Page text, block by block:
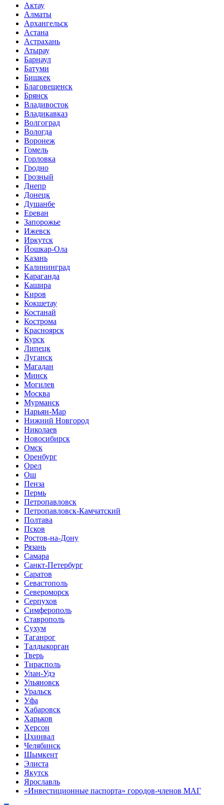
Актау
Алматы
Архангельск
Астана
Астрахань
Атырау
Барнаул
Батуми
Бишкек
Благовещенск
Брянск
Владивосток
Владикавказ
Волгоград
Вологда
Воронеж
Гомель
Горловка
Гродно
Грозный
Днепр
Донецк
Душанбе
Ереван
Запорожье
Ижевск
Иркутск
Йошкар-Ола
Казань
Калининград
Караганда
Кашира
Киров
Кокшетау
Костанай
Кострома
Красноярск
Курск
Липецк
Луганск
Магадан
Минск
Могилев
Москва
Мурманск
Нарьян-Мар
Нижний Новгород
Николаев
Новосибирск
Омск
Оренбург
Орел
Ош
Пенза
Пермь
Петропавловск
Петропавловск-Камчатский
Полтава
Псков
Ростов-на-Дону
Рязань
Самара
Санкт-Петербург
Саратов
Севастополь
Североморск
Серпухов
Симферополь
Ставрополь
Сухум
Таганрог
Tалдыкорган
Тверь
Тирасполь
Улан-Удэ
Ульяновск
Уральск
Уфа
Хабаровск
Харьков
Херсон
Цхинвал
Челябинск
Шымкент
Элиста
Якутск
Ярославль
«Инвестиционные паспорта» городов-членов МАГ